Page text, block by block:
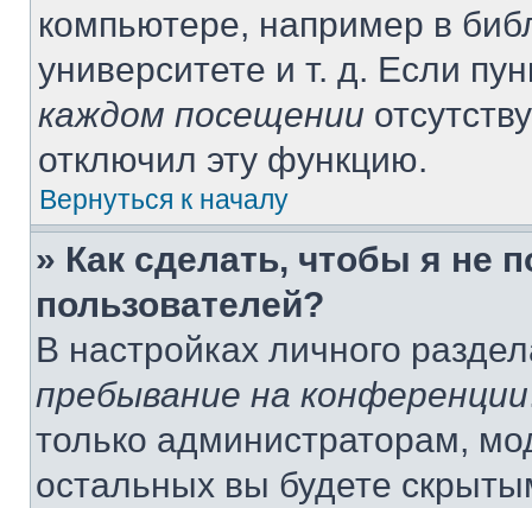
компьютере, например в
университете и т. д. Если
каждом посещении
отключил эту функцию.
Вернуться к началу
» Как сделать, чтобы я не
пользователей?
В настройках личного
пребывание на конференции
только администраторам,
остальных вы будете